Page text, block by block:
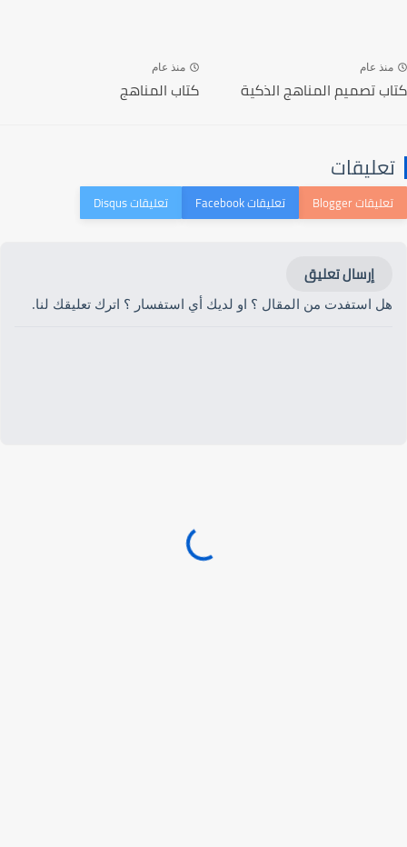
منذ عام
كتاب تصميم المناهج الذكية
منذ عام
كتاب المناهج
تعليقات
إرسال تعليق
هل استفدت من المقال ؟ او لديك أي استفسار ؟ اترك تعليقك لنا.